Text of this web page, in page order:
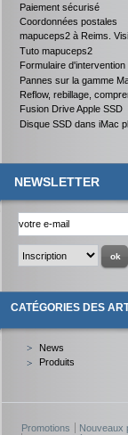
Paiement sécurisé
Coordonnées postales
mapuceps2 à Reims.
Tuto mapuceps2
Formulaire d'intervention
Pannes sur la gamme
Reflow, rebillage,
Fusion Drive Apple SSD
Disque SSD dans iMac
NEWSLETTER
CATÉGORIES DES
News
Produits
Promotions Nouveaux